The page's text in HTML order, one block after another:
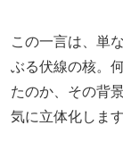
この一言は、単
ぶる伏線の核。
たのか、その背
気に立体化します